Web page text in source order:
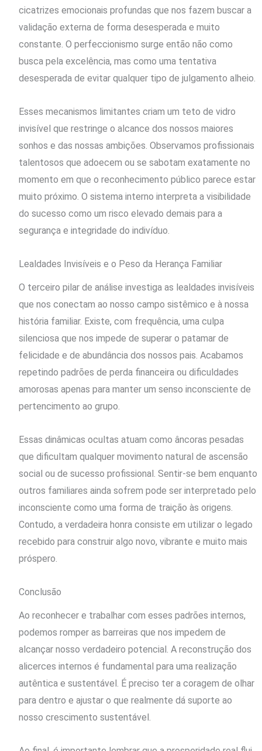
cicatrizes emocionais profundas que nos fazem buscar a
validação externa de forma desesperada e muito
constante. O perfeccionismo surge então não como
busca pela excelência, mas como uma tentativa
desesperada de evitar qualquer tipo de julgamento alheio.
Esses mecanismos limitantes criam um teto de vidro
invisível que restringe o alcance dos nossos maiores
sonhos e das nossas ambições. Observamos profissionais
talentosos que adoecem ou se sabotam exatamente no
momento em que o reconhecimento público parece estar
muito próximo. O sistema interno interpreta a visibilidade
do sucesso como um risco elevado demais para a
segurança e integridade do indivíduo.
Lealdades Invisíveis e o Peso da Herança Familiar
O terceiro pilar de análise investiga as lealdades invisíveis
que nos conectam ao nosso campo sistêmico e à nossa
história familiar. Existe, com frequência, uma culpa
silenciosa que nos impede de superar o patamar de
felicidade e de abundância dos nossos pais. Acabamos
repetindo padrões de perda financeira ou dificuldades
amorosas apenas para manter um senso inconsciente de
pertencimento ao grupo.
Essas dinâmicas ocultas atuam como âncoras pesadas
que dificultam qualquer movimento natural de ascensão
social ou de sucesso profissional. Sentir-se bem enquanto
outros familiares ainda sofrem pode ser interpretado pelo
inconsciente como uma forma de traição às origens.
Contudo, a verdadeira honra consiste em utilizar o legado
recebido para construir algo novo, vibrante e muito mais
próspero.
Conclusão
Ao reconhecer e trabalhar com esses padrões internos,
podemos romper as barreiras que nos impedem de
alcançar nosso verdadeiro potencial. A reconstrução dos
alicerces internos é fundamental para uma realização
autêntica e sustentável. É preciso ter a coragem de olhar
para dentro e ajustar o que realmente dá suporte ao
nosso crescimento sustentável.